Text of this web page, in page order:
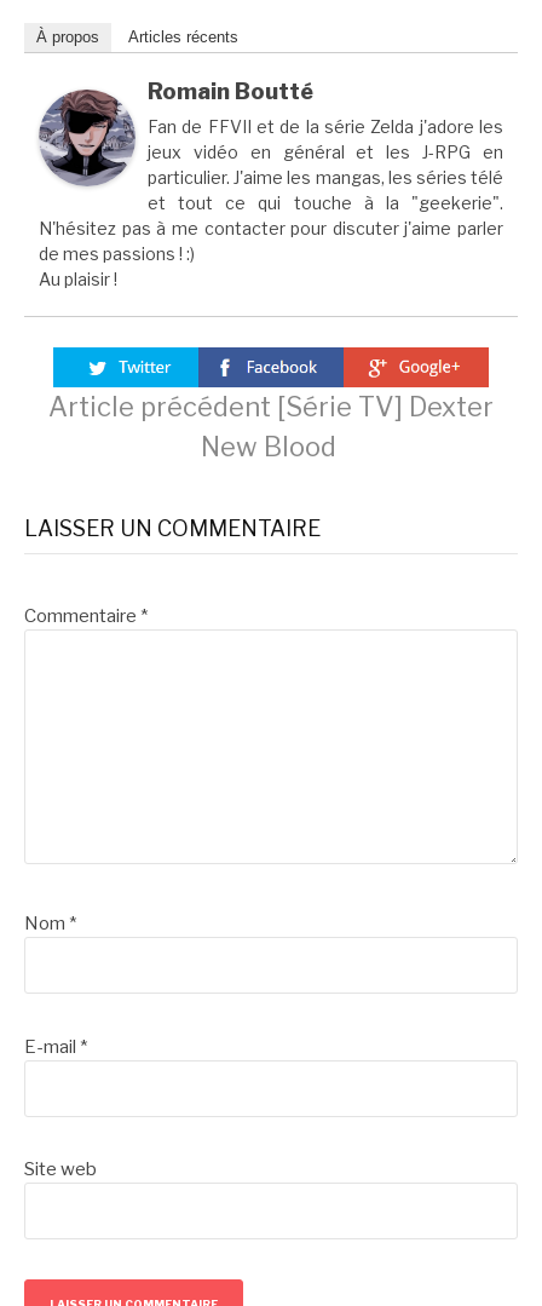
À propos Articles récents
Romain Boutté
Fan de FFVII et de la série Zelda j'adore les
jeux vidéo en général et les J-RPG en
particulier. J'aime les mangas, les séries télé
et tout ce qui touche à la "geekerie".
N'hésitez pas à me contacter pour discuter j'aime parler
de mes passions ! :)
Au plaisir !
Lire
la
suite
Article précédent [Série TV] Dexter
New Blood
LAISSER UN COMMENTAIRE
Commentaire *
Nom *
E-mail *
Site web